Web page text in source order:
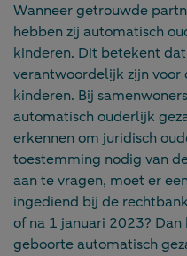
Wanneer getrouwde
hebben zij automatisch
kinderen. Dit betekent
verantwoordelijk zijn voor
kinderen. Bij
automatisch ouderlijk
erkennen om juridisch
toestemming nodig van
aan te vragen, moet er
ingediend bij de
of na 1 januari 2023?
geboorte automatisch